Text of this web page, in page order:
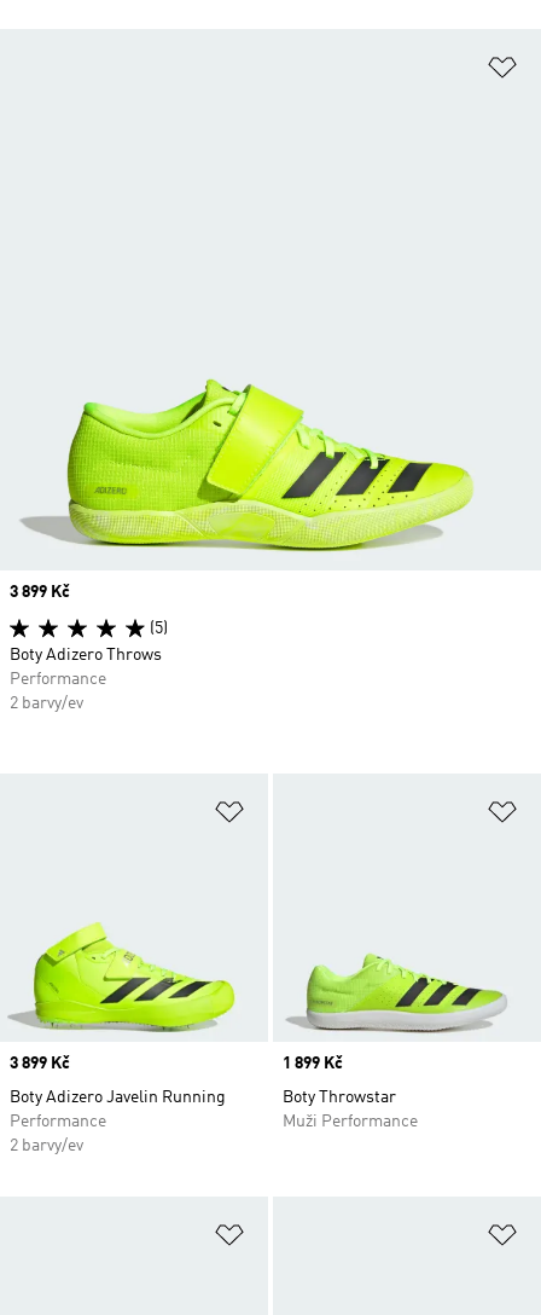
Price
3 899 Kč
Boty Adizero Javelin Running
Performance
2 barvy/ev
Price
1 899 Kč
Boty Throwstar
Muži Performance
Price
3 899 Kč
(5)
Boty Adizero Throws
Performance
2 barvy/ev